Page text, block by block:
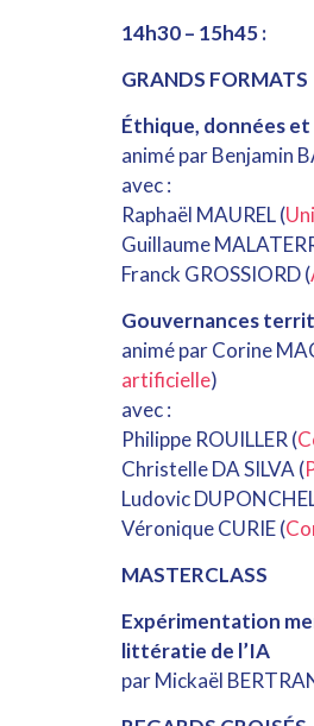
14h30 – 15h45 :
GRANDS FORMATS
Éthique, données
animé par Benjamin
avec :
Raphaël MAUREL (
Guillaume
Franck GROSSIORD (
Gouvernances
animé par Corine
artificielle)
avec :
Philippe ROUILLER (
Christelle DA SILVA (
Ludovic
Véronique CURIE (
MASTERCLASS
Expérimentation
littératie de l’IA
par Mickaël